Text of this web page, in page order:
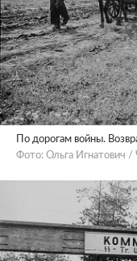
По дорогам войны.
Фото: Ольга Игнатович /